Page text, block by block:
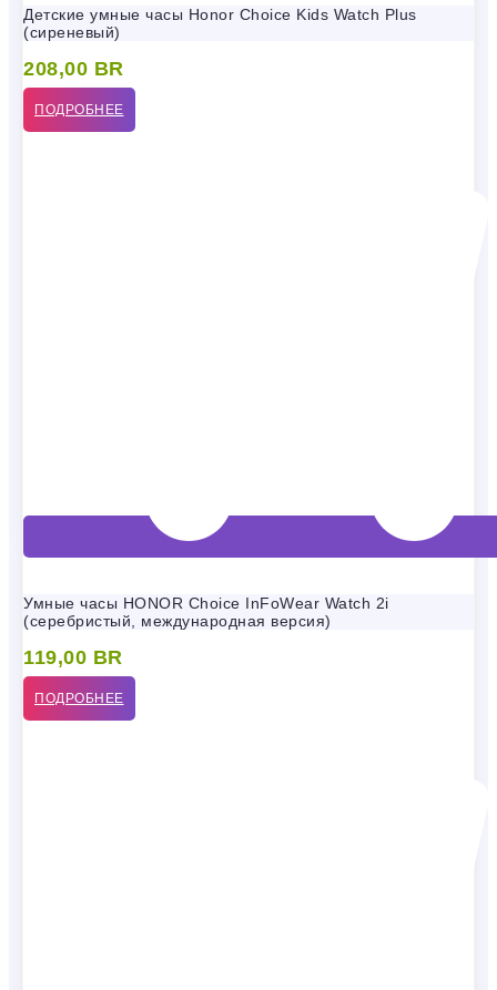
Детские умные часы Honor Choice Kids Watch Plus
(сиреневый)
208,00 BR
ПОДРОБНЕЕ
Умные часы HONOR Choice InFoWear Watch 2i
(серебристый, международная версия)
119,00 BR
ПОДРОБНЕЕ